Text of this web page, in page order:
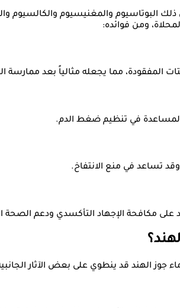
ذلك البوتاسيوم والمغنيسيوم
ومن فوائده:
المفقودة، مما يجعله مثالياً بعد
في تنظيم ضغط الدم.
تساعد في منع الانتفاخ.
مكافحة الإجهاد التأكسدي ودعم الصحة
جوز الهند قد ينطوي على بعض الآثار